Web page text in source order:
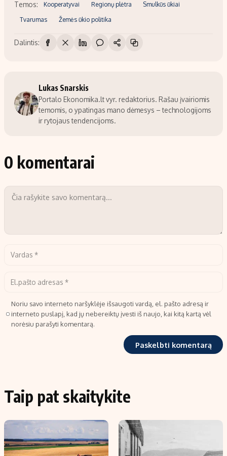
Temos: Kooperatyvai Regionų plėtra Smulkūs ūkiai
Tvarumas Žemės ūkio politika
Dalintis:
Lukas Snarskis
Portalo Ekonomika.lt vyr. redaktorius. Rašau įvairiomis
temomis, o ypatingas mano dėmesys – technologijoms
ir rytojaus tendencijoms.
0 komentarai
Noriu savo interneto naršyklėje išsaugoti vardą, el. pašto adresą ir
interneto puslapį, kad jų nebereiktų įvesti iš naujo, kai kitą kartą vėl
norėsiu parašyti komentarą.
Taip pat skaitykite